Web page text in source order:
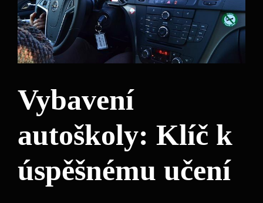
Vybavení
autoškoly: Klíč k
úspěšnému učení